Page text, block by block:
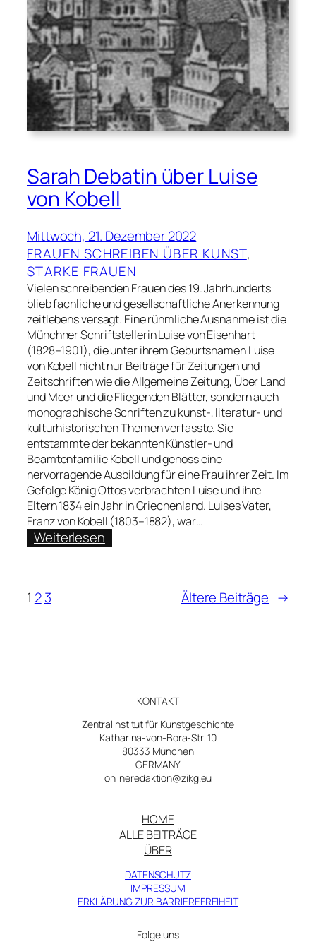
Sarah Debatin über Luise
von Kobell
Mittwoch, 21. Dezember 2022
FRAUEN SCHREIBEN ÜBER KUNST
STARKE FRAUEN
Vielen schreibenden Frauen des 19. Jahrhunderts
blieb fachliche und gesellschaftliche Anerkennung
zeitlebens versagt. Eine rühmliche Ausnahme ist die
Münchner Schriftstellerin Luise von Eisenhart
(1828–1901), die unter ihrem Geburtsnamen Luise
von Kobell nicht nur Beiträge für Zeitungen und
Zeitschriften wie die Allgemeine Zeitung, Über Land
und Meer und die Fliegenden Blätter, sondern auch
monographische Schriften zu kunst-, literatur- und
kulturhistorischen Themen verfasste. Sie
entstammte der bekannten Künstler- und
Beamtenfamilie Kobell und genoss eine
hervorragende Ausbildung für eine Frau ihrer Zeit. Im
Gefolge König Ottos verbrachten Luise und ihre
Eltern 1834 ein Jahr in Griechenland. Luises Vater,
Franz von Kobell (1803–1882), war…
Weiterlesen:
1 2 3 Ältere Beiträge →
KONTAKT
Zentralinstitut für Kunstgeschichte
Katharina-von-Bora-Str. 10
80333 München
GERMANY
onlineredaktion@zikg.eu
HOME
ALLE BEITRÄGE
ÜBER
DATENSCHUTZ
IMPRESSUM
ERKLÄRUNG ZUR BARRIEREFREIHEIT
Folge uns